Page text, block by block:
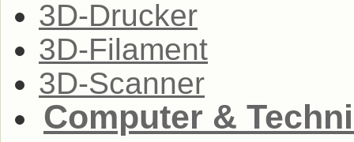
3D-Drucker
3D-Filament
3D-Scanner
Computer &